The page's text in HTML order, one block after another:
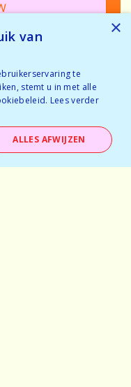
×
van
te
stemt u in met alle
Lees verder
ALLES AFWIJZEN